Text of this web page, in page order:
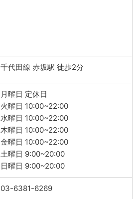
千代田線 赤坂駅 徒歩2分
月曜日 定休日
火曜日 10:00~22:00
水曜日 10:00~22:00
木曜日 10:00~22:00
金曜日 10:00~22:00
土曜日 9:00~20:00
日曜日 9:00~20:00
03-6381-6269